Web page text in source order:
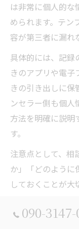
は非常に個人的
められます。テン
容が第三者に漏れ
具体的には、記録
きのアプリや電
きの引き出しに保
ンセラー側も個人
方法を明確に説明
す。
注意点として、相
か」「どのよう
しておくことが大
けるためにも、
ト活用を心がけま
090-